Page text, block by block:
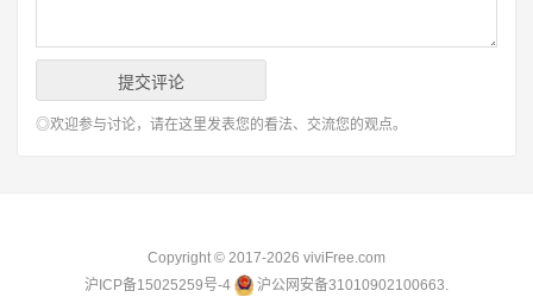
◎欢迎参与讨论，请在这里发表您的看法、交流您的观点。
Copyright © 2017-2026 viviFree.com
沪ICP备15025259号-4
沪公网安备31010902100663.